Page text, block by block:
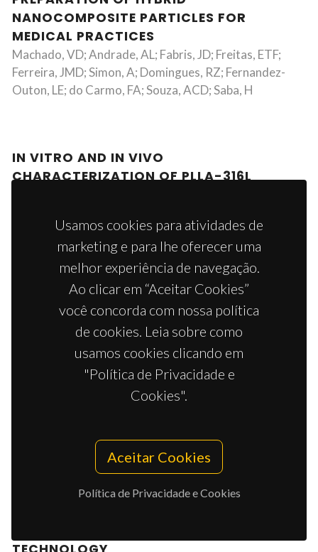
NANOCOMPOSITE PARTICLES FOR
MEDICAL PRACTICES
Machado, VD; Andrade, AL; Fabris, JD; Freitas, ETF;
Ferreira, JMD; Simon, A; Domingues, RZ; Fernandez-
Outon, LE; do Carmo, FA; Souza, ACD; Saba, H
IN VITRO AND IN VIVO
CHARACTERIZATION OF PLLA-316L
PRELIMINARY STUDY
Branquinho, MV; Ferreira, SO; Alvites, RD; Magueta, AF;
Ivanov, M; Sousa, AC; Amorim, I; Faria, F; Fernandes,
MHV; Vilarinho, PM; Mauricio, AC
TETRACYCLIC THIOXANTHENE
DERIVATIVES: STUDIES ON FLUORESCENCE
AND ANTITUMOR ACTIVITY
RECENT TRENDS ON THE DEVELOPMENT OF
Usamos cookies para atividades de
marketing e para lhe oferecer uma
melhor experiência de navegação.
Ao clicar em “Aceitar Cookies”
você concorda com nossa política
de cookies. Leia sobre como
usamos cookies clicando em
"Política de Privacidade e
Cookies".
Aceitar Cookies
Política de Privacidade e Cookies